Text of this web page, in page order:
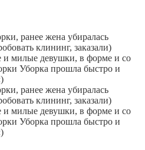
ранее жена убиралась
клининг, заказали)
и милые девушки, в форме и со
Уборка прошла быстро и
ранее жена убиралась
клининг, заказали)
и милые девушки, в форме и со
Уборка прошла быстро и